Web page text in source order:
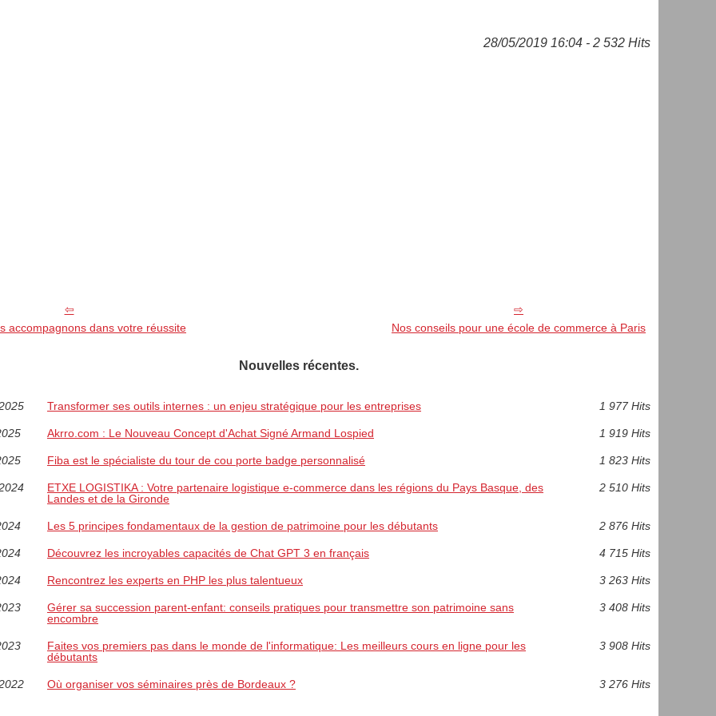
28/05/2019 16:04 - 2 532 Hits
accompagnons dans votre réussite Nos conseils pour une école de commerce à Paris
Nouvelles récentes.
Transformer ses outils internes : un enjeu stratégique pour les entreprises 1 977 Hits
Akrro.com : Le Nouveau Concept d'Achat Signé Armand Lospied 1 919 Hits
Fiba est le spécialiste du tour de cou porte badge personnalisé 1 823 Hits
ETXE LOGISTIKA : Votre partenaire logistique e-commerce dans les régions du Pays Basque, des
Landes et de la Gironde
2 510 Hits
Les 5 principes fondamentaux de la gestion de patrimoine pour les débutants 2 876 Hits
Découvrez les incroyables capacités de Chat GPT 3 en français 4 715 Hits
Rencontrez les experts en PHP les plus talentueux 3 263 Hits
Gérer sa succession parent-enfant: conseils pratiques pour transmettre son patrimoine sans
encombre
3 408 Hits
Faites vos premiers pas dans le monde de l'informatique: Les meilleurs cours en ligne pour les
débutants
3 908 Hits
Où organiser vos séminaires près de Bordeaux ? 3 276 Hits